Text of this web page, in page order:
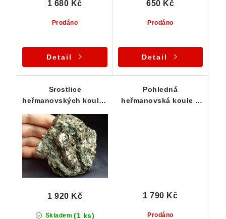
Prodáno
1 680 Kč
Detail
Prodáno
650 Kč
Detail
Srostlice
heřmanovských koulí s
Heřmanov u Křižanova
Skladem (1 ks)
1 920 Kč
Pohledná
heřmanovská koule s
Prodáno
1 790 Kč